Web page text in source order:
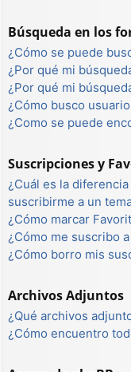
Búsqueda en los
¿Cómo se puede
¿Por qué mi
¿Por qué mi
¿Cómo busco
¿Como se puede
Suscripciones y
¿Cuál es la
suscribirme a un
¿Cómo marcar
¿Cómo me suscribo
¿Cómo borro mis
Archivos Adjuntos
¿Qué archivos
¿Cómo encuentro